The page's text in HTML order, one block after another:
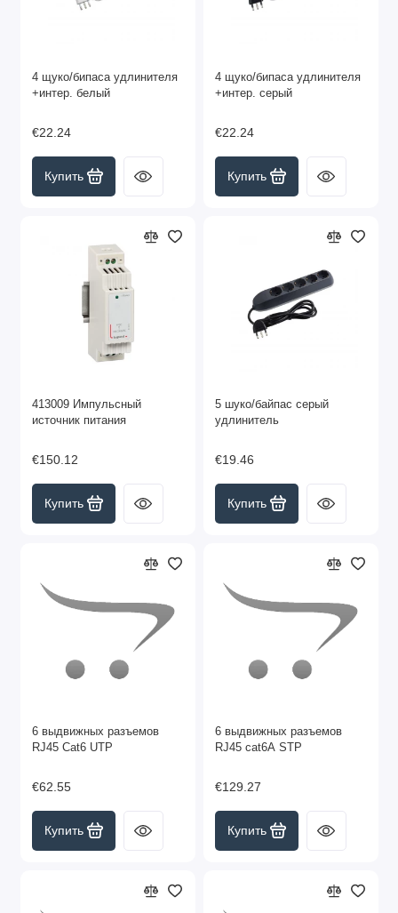
4 щуко/бипаса удлинителя
+интер. белый
€22.24
Купить
4 щуко/бипаса удлинителя
+интер. серый
€22.24
Купить
413009 Импульсный
источник питания
€150.12
Купить
5 шуко/байпас серый
удлинитель
€19.46
Купить
6 выдвижных разъемов
RJ45 Cat6 UTP
€62.55
Купить
6 выдвижных разъемов
RJ45 cat6A STP
€129.27
Купить